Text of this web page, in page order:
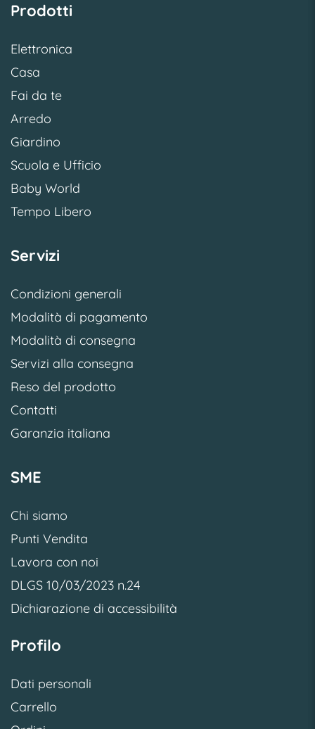
Prodotti
Elettronica
Casa
Fai da te
Arredo
Giardino
Scuola e Ufficio
Baby World
Tempo Libero
Servizi
Condizioni generali
Modalità di pagamento
Modalità di consegna
Servizi alla consegna
Reso del prodotto
Contatti
Garanzia italiana
SME
Chi siamo
Punti Vendita
Lavora con noi
DLGS 10/03/2023 n.24
Dichiarazione di accessibilità
Profilo
Dati personali
Carrello